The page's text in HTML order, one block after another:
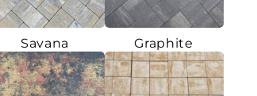
Savana Graphite